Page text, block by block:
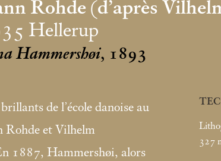
Rohde (d’après
Hellerup
Hammershøi, 1893
de l’école danoise au
Rohde et Vilhelm
1887, Hammershøi, alors
327